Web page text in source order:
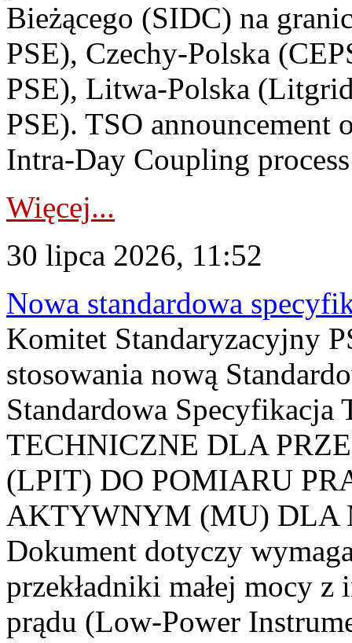
Bieżącego (SIDC) na
PSE), Czechy-Polska
PSE), Litwa-Polska
PSE). TSO announcement
Intra-Day Coupling
Więcej...
30 lipca 2026, 11:52
Nowa standardowa
Komitet Standaryzacyjny
stosowania nową
Standardowa
TECHNICZNE DLA
(LPIT) DO POMIARU
AKTYWNYM (MU) DLA
Dokument dotyczy
przekładniki małej mocy
prądu (Low-Power